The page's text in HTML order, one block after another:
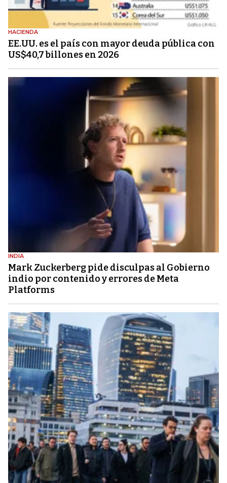
HACIENDA
EE.UU. es el país con mayor deuda pública con
US$40,7 billones en 2026
INDIA
Mark Zuckerberg pide disculpas al Gobierno
indio por contenido y errores de Meta
Platforms